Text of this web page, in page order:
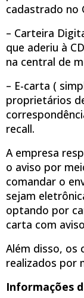
cadastrado no
– Carteira
que aderiu à
na central de
– E-carta (
proprietários
recall.
A empresa
o aviso por
comandar o
sejam
optando por
carta com
Além disso, os
realizados por
Informações